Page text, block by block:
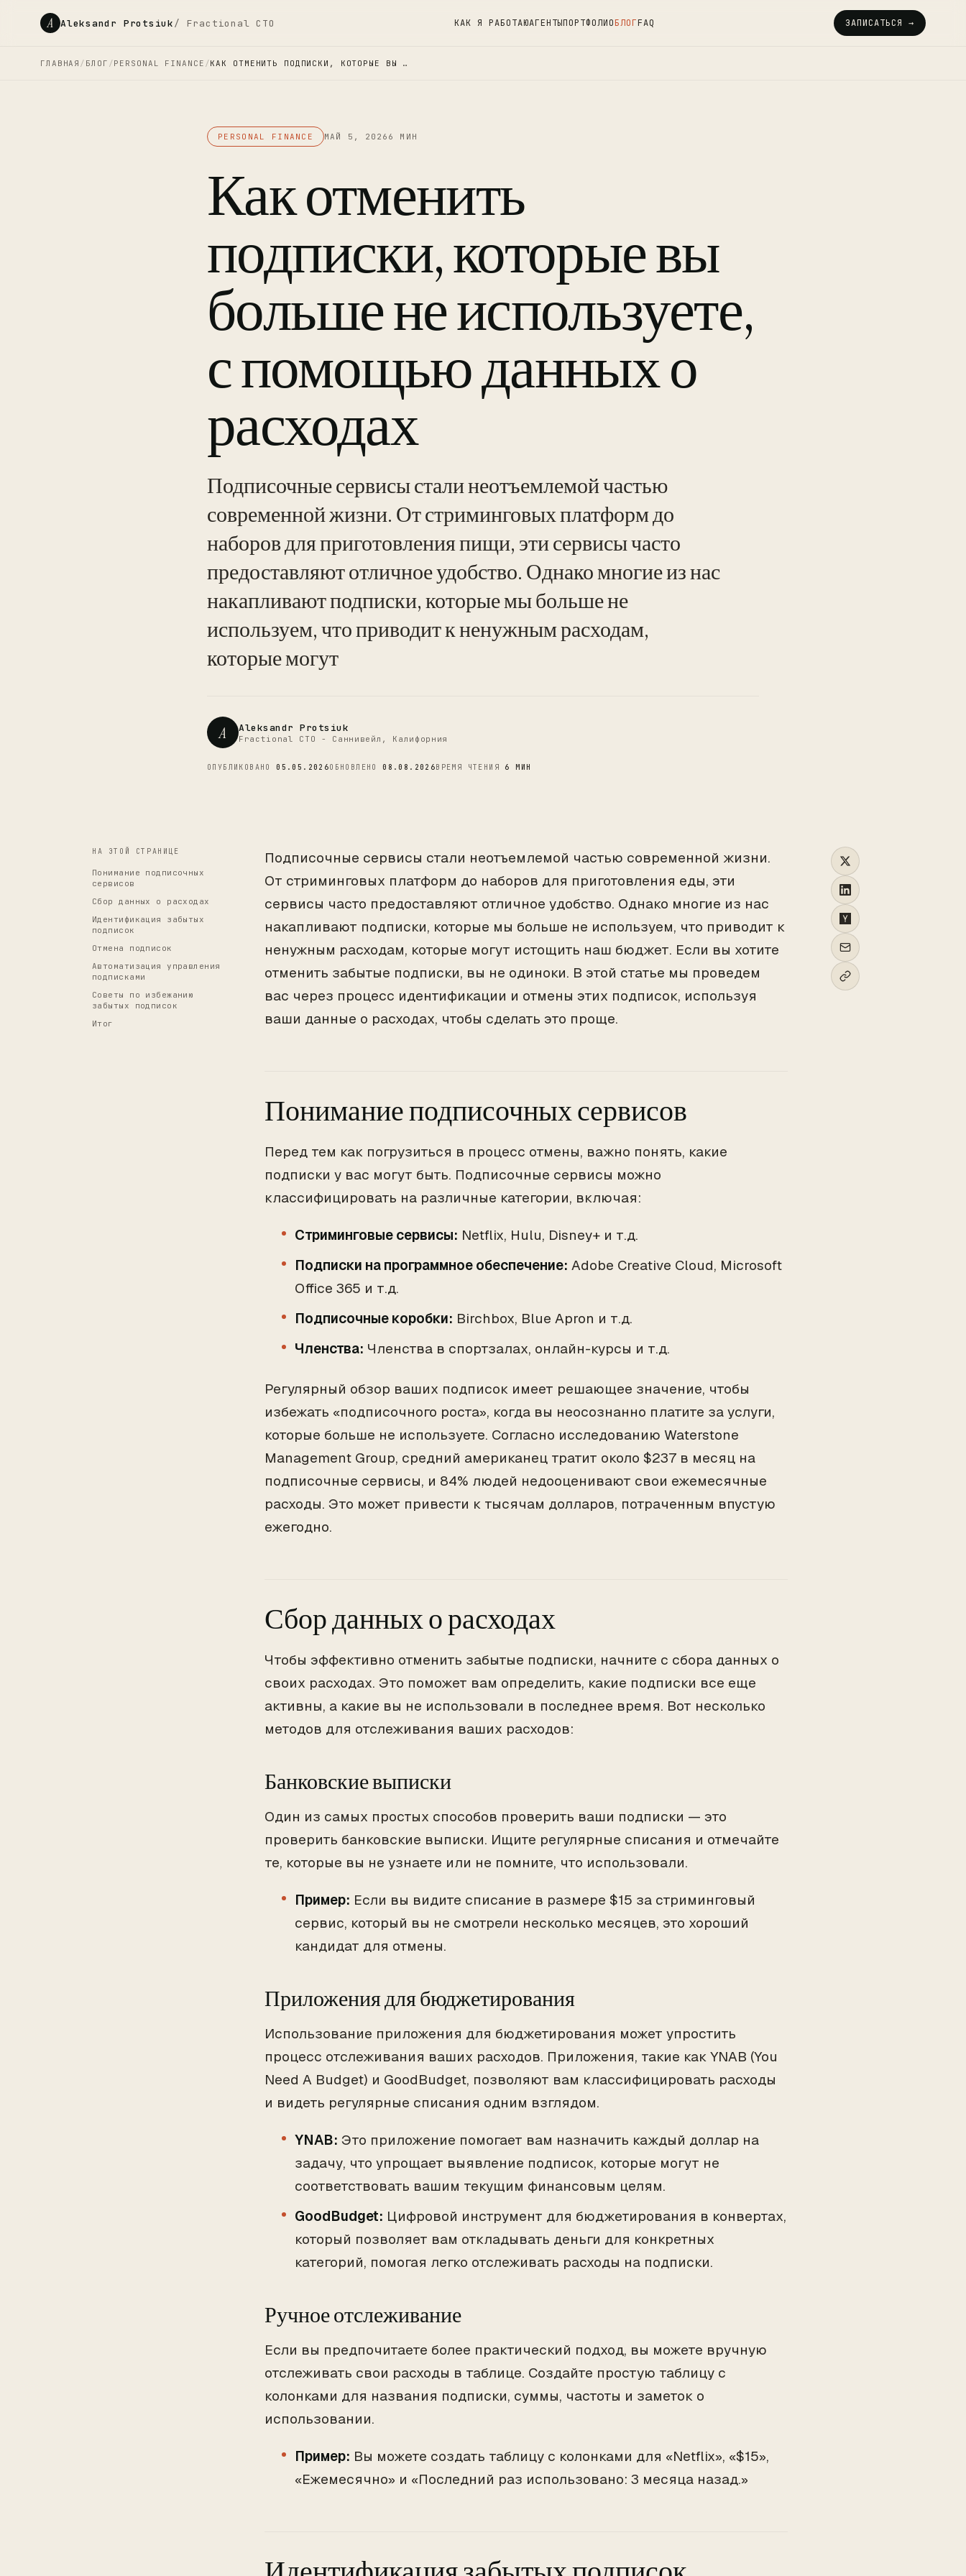
A Aleksandr Protsiuk/ Fractional CTO КАК Я РАБОТАЮАГЕНТЫПОРТФОЛИОБЛОГFAQ ЗАПИСАТЬСЯ →
ГЛАВНАЯ / БЛОГ /PERSONAL FINANCE /КАК ОТМЕНИТЬ ПОДПИСКИ, КОТОРЫЕ ВЫ …
PERSONAL FINANCE МАЙ 5, 2026 6 МИН
Как отменить
подписки, которые вы
больше не используете,
с помощью данных о
расходах
Подписочные сервисы стали неотъемлемой частью
современной жизни. От стриминговых платформ до
наборов для приготовления пищи, эти сервисы часто
предоставляют отличное удобство. Однако многие из нас
накапливают подписки, которые мы больше не
используем, что приводит к ненужным расходам,
которые могут
A Aleksandr Protsiuk
Fractional CTO - Саннивейл, Калифорния
ОПУБЛИКОВАНО05.05.2026ОБНОВЛЕНО08.08.2026ВРЕМЯ ЧТЕНИЯ 6 МИН
CTO
НА ЭТОЙ СТРАНИЦЕ
Понимание подписочных
сервисов
Сбор данных о расходах
Идентификация забытых
подписок
Отмена подписок
Автоматизация управления
подписками
Советы по избежанию
забытых подписок
Итог
Подписочные сервисы стали неотъемлемой частью современной жизни.
От стриминговых платформ до наборов для приготовления еды, эти
сервисы часто предоставляют отличное удобство. Однако многие из нас
накапливают подписки, которые мы больше не используем, что приводит к
ненужным расходам, которые могут истощить наш бюджет. Если вы хотите
отменить забытые подписки, вы не одиноки. В этой статье мы проведем
вас через процесс идентификации и отмены этих подписок, используя
ваши данные о расходах, чтобы сделать это проще.
Понимание подписочных сервисов
Перед тем как погрузиться в процесс отмены, важно понять, какие
подписки у вас могут быть. Подписочные сервисы можно
классифицировать на различные категории, включая:
Стриминговые сервисы: Netflix, Hulu, Disney+ и т.д.
Подписки на программное обеспечение: Adobe Creative Cloud, Microsoft
Office 365 и т.д.
Подписочные коробки: Birchbox, Blue Apron и т.д.
Членства: Членства в спортзалах, онлайн-курсы и т.д.
Регулярный обзор ваших подписок имеет решающее значение, чтобы
избежать «подписочного роста», когда вы неосознанно платите за услуги,
которые больше не используете. Согласно исследованию Waterstone
Management Group, средний американец тратит около $237 в месяц на
подписочные сервисы, и 84% людей недооценивают свои ежемесячные
расходы. Это может привести к тысячам долларов, потраченным впустую
ежегодно.
Сбор данных о расходах
Чтобы эффективно отменить забытые подписки, начните с сбора данных о
своих расходах. Это поможет вам определить, какие подписки все еще
активны, а какие вы не использовали в последнее время. Вот несколько
методов для отслеживания ваших расходов:
Банковские выписки
Один из самых простых способов проверить ваши подписки — это
проверить банковские выписки. Ищите регулярные списания и отмечайте
те, которые вы не узнаете или не помните, что использовали.
Пример: Если вы видите списание в размере $15 за стриминговый
сервис, который вы не смотрели несколько месяцев, это хороший
кандидат для отмены.
Приложения для бюджетирования
Использование приложения для бюджетирования может упростить
процесс отслеживания ваших расходов. Приложения, такие как YNAB (You
Need A Budget) и GoodBudget, позволяют вам классифицировать расходы
и видеть регулярные списания одним взглядом.
YNAB: Это приложение помогает вам назначить каждый доллар на
задачу, что упрощает выявление подписок, которые могут не
соответствовать вашим текущим финансовым целям.
GoodBudget: Цифровой инструмент для бюджетирования в конвертах,
который позволяет вам откладывать деньги для конкретных
категорий, помогая легко отслеживать расходы на подписки.
Ручное отслеживание
Если вы предпочитаете более практический подход, вы можете вручную
отслеживать свои расходы в таблице. Создайте простую таблицу с
колонками для названия подписки, суммы, частоты и заметок о
использовании.
Пример: Вы можете создать таблицу с колонками для «Netflix», «$15»,
«Ежемесячно» и «Последний раз использовано: 3 месяца назад.»